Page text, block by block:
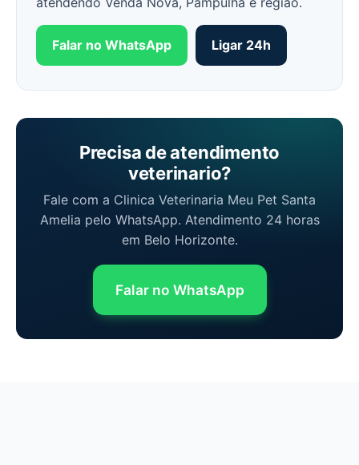
Falar no WhatsApp Ligar 24h
Precisa de atendimento
veterinario?
Fale com a Clinica Veterinaria Meu Pet Santa
Amelia pelo WhatsApp. Atendimento 24 horas
em Belo Horizonte.
Falar no WhatsApp